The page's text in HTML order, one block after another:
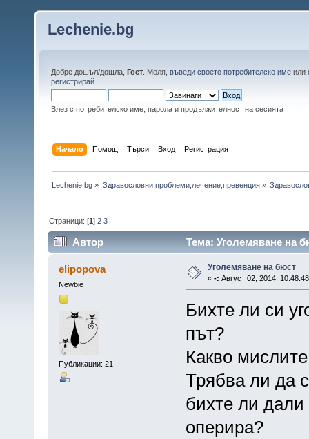
Lechenie.bg
Добре дошъл/дошла, Гост . Моля, въведи своето потребителско име или
регистрирай
Влез с потребителско име, парола и продължителност на сесията
Начало Помощ Търси Вход Регистрация
Lechenie.bg » Здравословни проблеми,лечение,превенция»
Страници: [1]2 3
Автор Тема: Уголемяване на
elipopova
Newbie
Публикации: 21
Уголемяване на бюст
« -: Август 02, 2014,
Бихте ли си
път?
Какво
Трябва ли да
бихте ли
оперира?